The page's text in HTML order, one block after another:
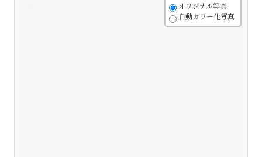
オリジナル写真
自動カラー化写真